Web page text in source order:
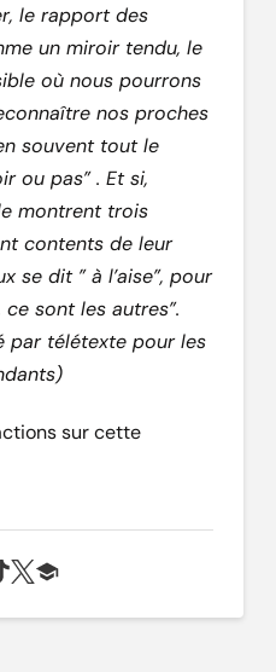
le rapport des
un miroir tendu, le
où nous pourrons
nos proches
souvent tout le
ou pas” . Et si,
montrent trois
contents de leur
se dit ” à l’aise”, pour
sont les autres”.
par télétexte pour les
sur cette